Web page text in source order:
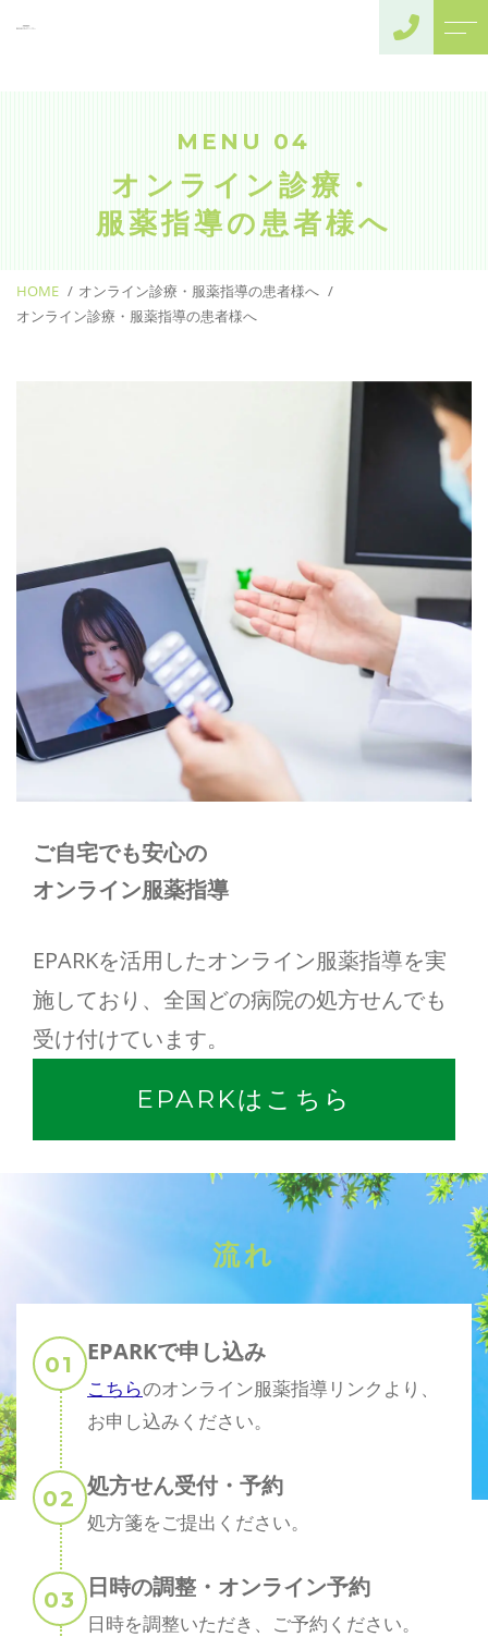
訪問診療病院様へ
（施設居宅案内）
介護者様へ
調剤事務員の仕事
よくある質問
ブログ
当薬局からのお
知らせ
お問い合わせ
0138-77-1712
メールでのお問い合わせ
CONTACT
求人応募
MENU 04
オンライン診療・
服薬指導の 患者様へ
HOME
オンライン診療・服薬指導の患者様へ
オンライン診療・服薬指導の患者様へ
ご自宅でも安心の
オンライン服薬指導
EPARKを活用したオンライン服薬指導を実
施しており、全国どの病院の処方せんでも
受け付けています。
EPARKはこちら
流れ
EPARKで申し込み
こちらのオンライン服薬指導リンクより、
お申し込みください。
処方せん受付・予約
処方箋をご提出ください。
日時の調整・オンライン予約
日時を調整いただき、ご予約ください。